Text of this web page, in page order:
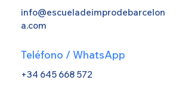
info@escueladeimprodebarcelon
a.com
Teléfono / WhatsApp
+34 645 668 572